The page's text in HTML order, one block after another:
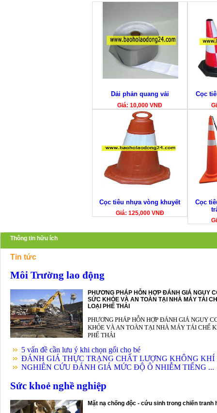
Dải phản quang vải
Giá: 10,000 VNĐ
Cọc
Cọc tiêu nhựa vòng khuyết
Giá: 125,000 VNĐ
Cọc
Thông tin hữu ích
Tin tức
Môi Trường lao động
PHƯƠNG PHÁP HỖN HỢP ĐÁNH GIÁ NGUY
SỨC KHỎE VÀ AN TOÀN TẠI NHÀ MÁY TÁI
LOẠI PHẾ THẢI
PHƯƠNG PHÁP HỖN HỢP ĐÁNH GIÁ NGUY
KHỎE VÀ AN TOÀN TẠI NHÀ MÁY TÁI CHẾ
PHẾ THẢI
5 vấn đề cần lưu ý khi chọn gối cho bé
ĐÁNH GIÁ THỰC TRẠNG CHẤT LƯỢNG KHÔNG KHÍ
NGHIÊN CỨU ĐÁNH GIÁ MỨC ĐỘ Ô NHIỄM TIẾNG ...
Sức khoẻ nghề nghiệp
Mặt nạ chống độc - cứu sinh trong chiến tranh